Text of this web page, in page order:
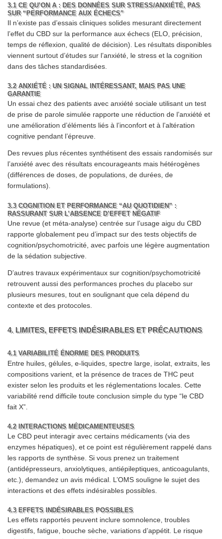
3.1 CE QU’ON A : DES DONNÉES SUR STRESS/ANXIÉTÉ, PAS
SUR “PERFORMANCE AUX ÉCHECS”
Il n’existe pas d’essais cliniques solides mesurant directement
l’effet du CBD sur la performance aux échecs (ELO, précision,
temps de réflexion, qualité de décision). Les résultats disponibles
viennent surtout d’études sur l’anxiété, le stress et la cognition
dans des tâches standardisées.
3.2 ANXIÉTÉ : UN SIGNAL INTÉRESSANT, MAIS PAS UNE
GARANTIE
Un essai chez des patients avec anxiété sociale utilisant un test
de prise de parole simulée rapporte une réduction de l’anxiété et
une amélioration d’éléments liés à l’inconfort et à l’altération
cognitive pendant l’épreuve.
Des revues plus récentes synthétisent des essais randomisés sur
l’anxiété avec des résultats encourageants mais hétérogènes
(différences de doses, de populations, de durées, de
formulations).
3.3 COGNITION ET PERFORMANCE “AU QUOTIDIEN” :
RASSURANT SUR L’ABSENCE D’EFFET NÉGATIF
Une revue (et méta-analyse) centrée sur l’usage aigu du CBD
rapporte globalement peu d’impact sur des tests objectifs de
cognition/psychomotricité, avec parfois une légère augmentation
de la sédation subjective.
D’autres travaux expérimentaux sur cognition/psychomotricité
retrouvent aussi des performances proches du placebo sur
plusieurs mesures, tout en soulignant que cela dépend du
contexte et des protocoles.
4. LIMITES, EFFETS INDÉSIRABLES ET PRÉCAUTIONS
4.1 VARIABILITÉ ÉNORME DES PRODUITS
Entre huiles, gélules, e-liquides, spectre large, isolat, extraits, les
compositions varient, et la présence de traces de THC peut
exister selon les produits et les réglementations locales. Cette
variabilité rend difficile toute conclusion simple du type “le CBD
fait X”.
4.2 INTERACTIONS MÉDICAMENTEUSES
Le CBD peut interagir avec certains médicaments (via des
enzymes hépatiques), et ce point est régulièrement rappelé dans
les rapports de synthèse. Si vous prenez un traitement
(antidépresseurs, anxiolytiques, antiépileptiques, anticoagulants,
etc.), demandez un avis médical. L’OMS souligne le sujet des
interactions et des effets indésirables possibles.
4.3 EFFETS INDÉSIRABLES POSSIBLES
Les effets rapportés peuvent inclure somnolence, troubles
digestifs, fatigue, bouche sèche, variations d’appétit. Le risque